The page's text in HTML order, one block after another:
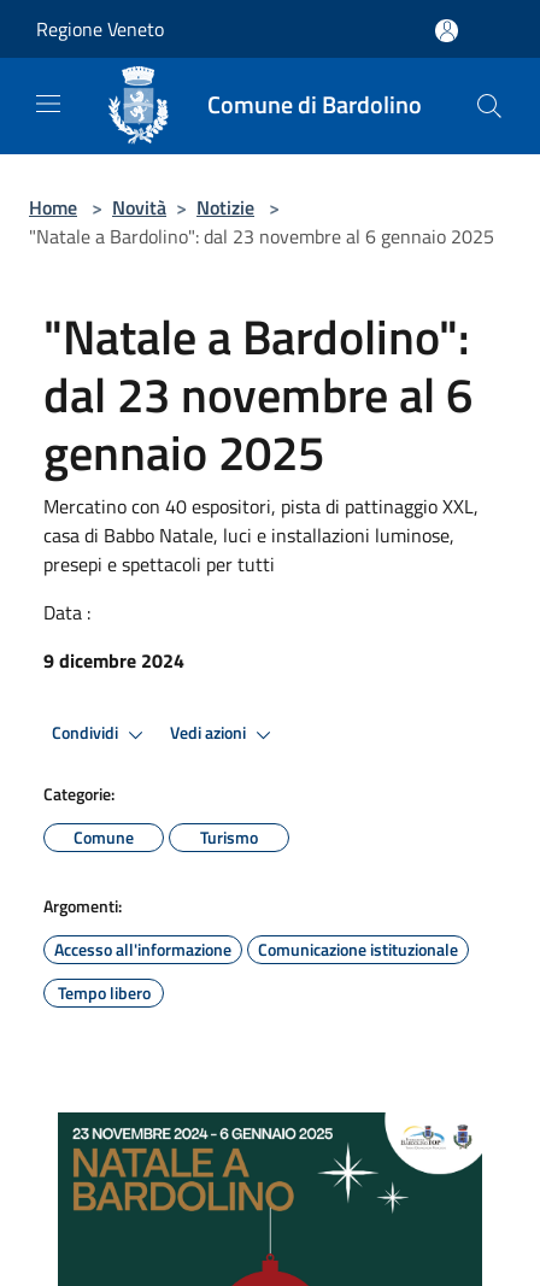
Regione Veneto
Comune di Bardolino
Home > Novità > Notizie >
"Natale a Bardolino": dal 23 novembre al 6 gennaio 2025
"Natale a Bardolino":
dal 23 novembre al 6
gennaio 2025
Mercatino con 40 espositori, pista di pattinaggio XXL,
casa di Babbo Natale, luci e installazioni luminose,
presepi e spettacoli per tutti
Data :
9 dicembre 2024
Condividi Vedi azioni
Categorie:
Comune
Turismo
Argomenti:
Accesso all'informazione
Comunicazione istituzionale
Tempo libero